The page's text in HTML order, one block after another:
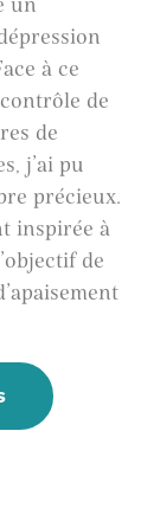
à ce
de
de
j’ai pu
précieux.
inspirée à
de